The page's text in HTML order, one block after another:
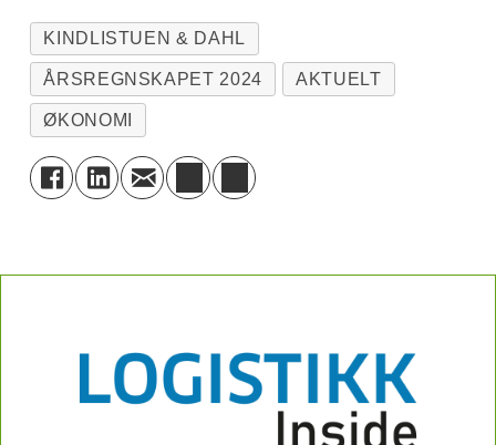
KINDLISTUEN & DAHL
ÅRSREGNSKAPET 2024 AKTUELT
ØKONOMI